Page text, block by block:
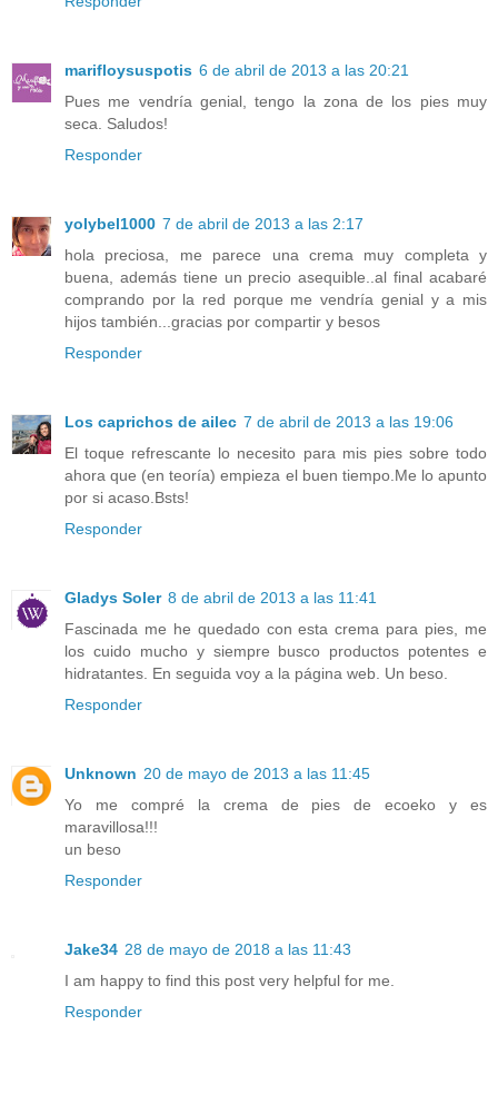
marifloysuspotis 6 de abril de 2013 a las 20:21
Pues me vendría genial, tengo la zona de los pies muy
seca. Saludos!
Responder
yolybel1000 7 de abril de 2013 a las 2:17
hola preciosa, me parece una crema muy completa y
buena, además tiene un precio asequible..al final acabaré
comprando por la red porque me vendría genial y a mis
hijos también...gracias por compartir y besos
Responder
Los caprichos de ailec 7 de abril de 2013 a las 19:06
El toque refrescante lo necesito para mis pies sobre todo
ahora que (en teoría) empieza el buen tiempo.Me lo apunto
por si acaso.Bsts!
Responder
Gladys Soler 8 de abril de 2013 a las 11:41
Fascinada me he quedado con esta crema para pies, me
los cuido mucho y siempre busco productos potentes e
hidratantes. En seguida voy a la página web. Un beso.
Responder
Unknown 20 de mayo de 2013 a las 11:45
Yo me compré la crema de pies de ecoeko y es
maravillosa!!!
un beso
Responder
Jake34 28 de mayo de 2018 a las 11:43
I am happy to find this post very helpful for me.
Responder